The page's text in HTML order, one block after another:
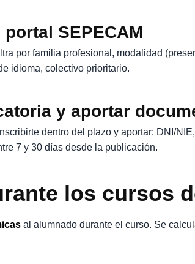
SEPECAM
por familia profesional, modalidad
idioma, colectivo prioritario.
y aportar
dentro del plazo y aportar: DNI/
7 y 30 días desde la publicación.
los cursos
al alumnado durante el curso. Se